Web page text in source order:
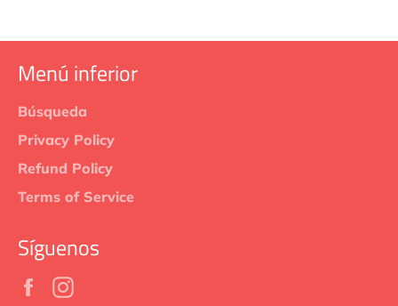
Menú inferior
Búsqueda
Privacy Policy
Refund Policy
Terms of Service
Síguenos
Facebook